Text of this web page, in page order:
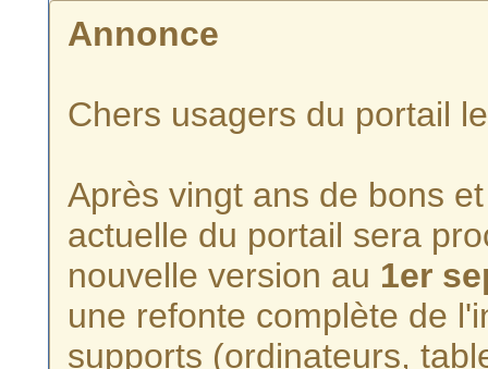
Annonce
Chers usagers du portail
Après vingt ans de bons
actuelle du portail sera
nouvelle version au 1er
une refonte complète de
supports (ordinateurs,